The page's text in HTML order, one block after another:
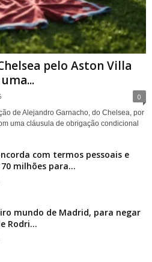
pelo Aston Villa
0
de Alejandro Garnacho, do Chelsea, por
uma cláusula de obrigação condicional
com termos pessoais e
milhões para...
mundo de Madrid, para negar
Rodri...